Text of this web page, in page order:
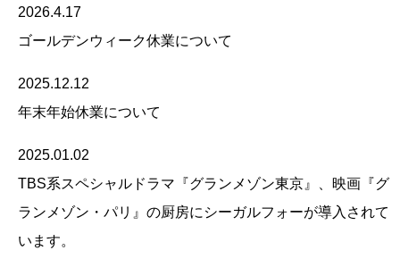
2026.4.17
ゴールデンウィーク休業について
2025.12.12
年末年始休業について
2025.01.02
TBS系スペシャルドラマ『グランメゾン東京』、映画『グ
ランメゾン・パリ』の厨房にシーガルフォーが導入されて
います。